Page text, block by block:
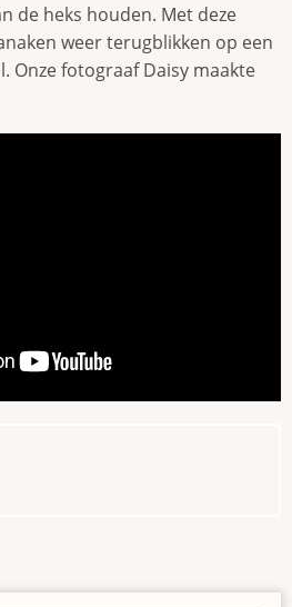
de heks houden. Met deze
weer terugblikken op een
Onze fotograaf Daisy maakte